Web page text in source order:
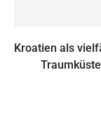
Kroatien als